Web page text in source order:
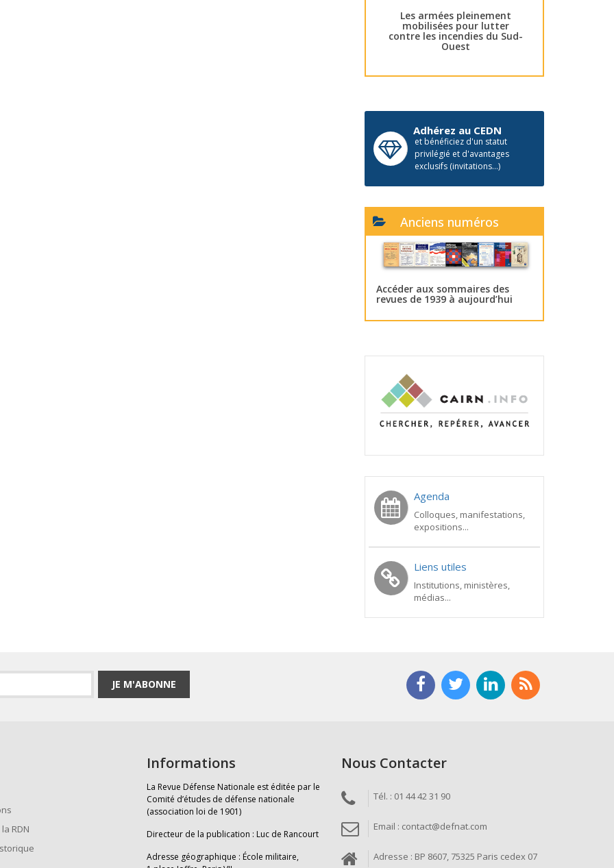
Les armées pleinement
mobilisées pour lutter
contre les incendies du Sud-
Ouest
Adhérez au CEDN
et bénéficiez d'un statut
privilégié et d'avantages
exclusifs (invitations...)
Anciens numéros
Accéder aux sommaires des
revues de 1939 à aujourd’hui
Agenda
Colloques, manifestations,
expositions...
Liens utiles
Institutions, ministères,
médias...
JE M'ABONNE
RDN
Informations
La Revue Défense Nationale est éditée par le
Comité d’études de défense nationale
(association loi de 1901)
Directeur de la publication : Luc de Rancourt
Adresse géographique : École militaire,
Nous Contacter
Tél. : 01 44 42 31 90
Email : contact@defnat.com
Adresse : BP 8607, 75325 Paris cedex 07